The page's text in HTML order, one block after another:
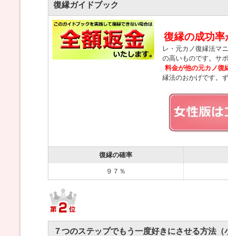
復縁ガイドブック
復縁の成功率
レ・元カノ復縁法マ
の高いものです。サ
料金が他の元カノ復
縁法のおかげです。
復縁の確率
９７％
７つのステップでもう一度好きにさせる方法（